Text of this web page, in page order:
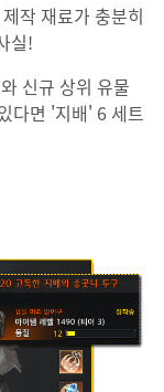
작 재료가 충분히
실!
신규 상위 유물
다면 '지배' 6 세트